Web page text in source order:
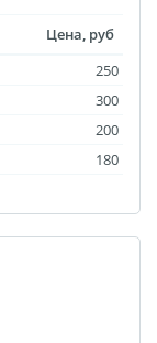
Цена, руб
250
300
200
180